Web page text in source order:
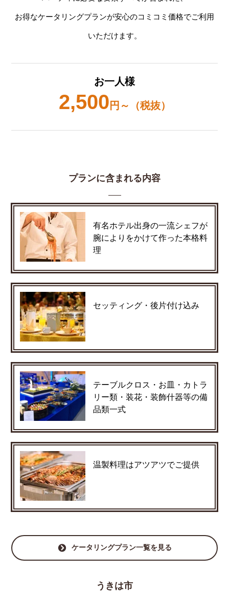
お得なケータリングプランが安心のコミコミ価格でご利用
いただけます。
お一人様
2,500 円～（税抜）
プランに含まれる内容
有名ホテル出身の一流シェフが
腕によりをかけて作った本格料
理
セッティング・後片付け込み
テーブルクロス・お皿・カトラ
リー類・装花・装飾什器等の備
品類一式
温製料理はアツアツでご提供
ケータリングプラン一覧を見る
うきは市